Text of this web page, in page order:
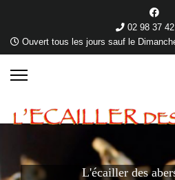
02 98 37
Ouvert tous les jours sauf le
L'écailler des